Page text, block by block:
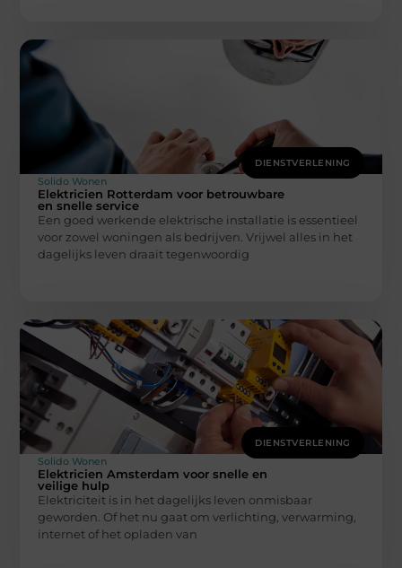
DIENSTVERLENING
Solido Wonen
Elektricien Rotterdam voor betrouwbare
en snelle service
Een goed werkende elektrische installatie is essentieel
voor zowel woningen als bedrijven. Vrijwel alles in het
dagelijks leven draait tegenwoordig
DIENSTVERLENING
Solido Wonen
Elektricien Amsterdam voor snelle en
veilige hulp
Elektriciteit is in het dagelijks leven onmisbaar
geworden. Of het nu gaat om verlichting, verwarming,
internet of het opladen van